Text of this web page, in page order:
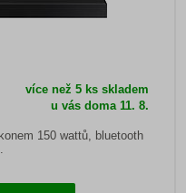
více než 5 ks skladem
u vás doma 11. 8.
150 wattů, bluetooth